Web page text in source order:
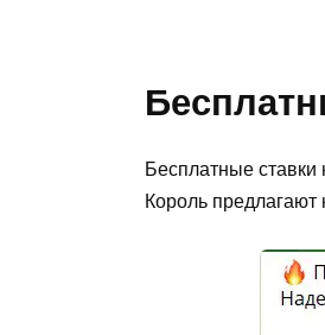
Бесплатные
Король предлагают